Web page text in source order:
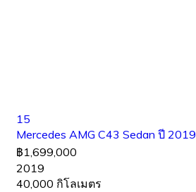
15
Mercedes AMG C43 Sedan ปี 2019
฿1,699,000
2019
40,000 กิโลเมตร